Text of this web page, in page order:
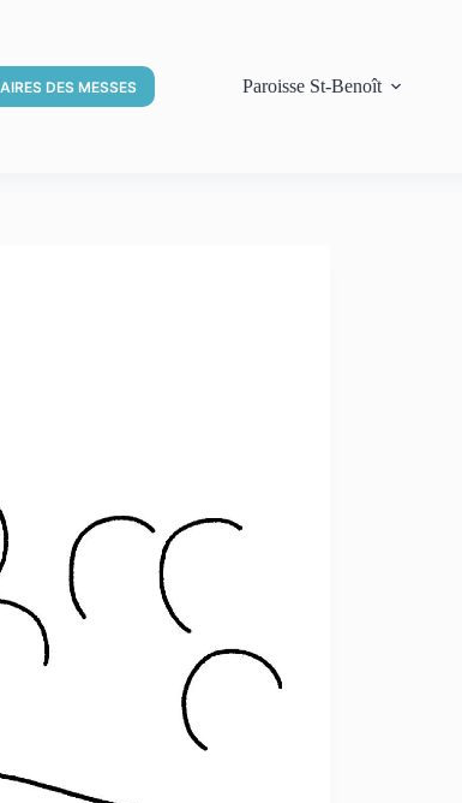
DES MESSES Paroisse St-Benoît